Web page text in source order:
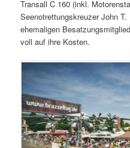
Transall C 160 (inkl.
Seenotrettungskreuzer John
ehemaligen
voll auf ihre Kosten.